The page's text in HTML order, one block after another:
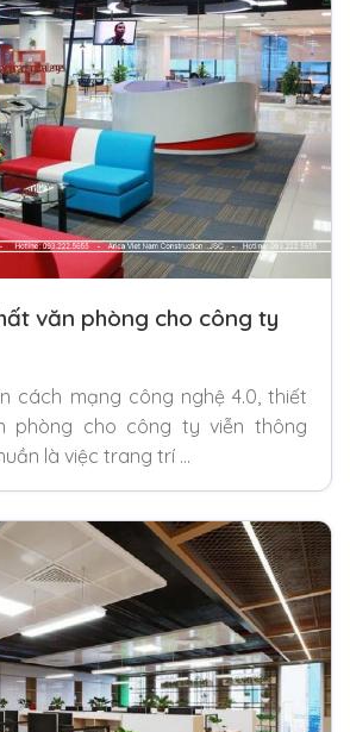
văn phòng cho công ty
cách mạng công nghệ 4.0, thiết
phòng cho công ty viễn thông
là việc trang trí …